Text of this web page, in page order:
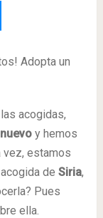
Adopta un
acogidas,
y hemos
vez, estamos
de Siria,
Pues
ella.